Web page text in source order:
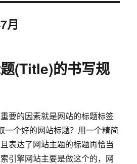
月
(Title)的书写规
的因素就是网站的标题标签
一个好的网站标题？用一个精简
表达了网站主题的标题再恰当
引擎网站主要是做这个的，网